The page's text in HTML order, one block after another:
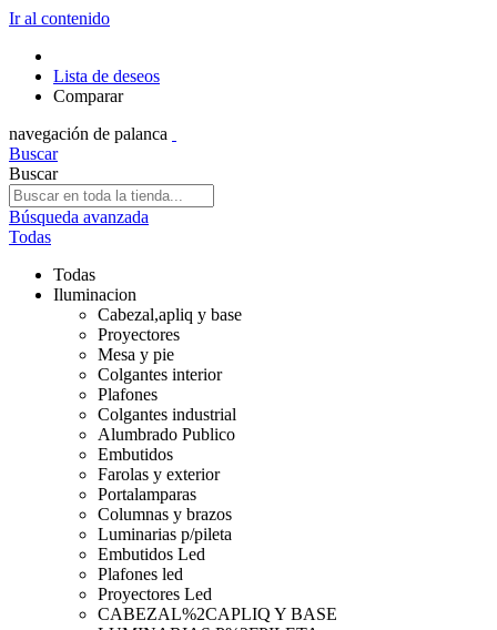
Ir al contenido
Lista de deseos
Comparar
navegación de palanca
Buscar
Buscar
Búsqueda avanzada
Todas
Todas
Iluminacion
Cabezal,apliq y base
Proyectores
Mesa y pie
Colgantes interior
Plafones
Colgantes industrial
Alumbrado Publico
Embutidos
Farolas y exterior
Portalamparas
Columnas y brazos
Luminarias p/pileta
Embutidos Led
Plafones led
Proyectores Led
CABEZAL%2CAPLIQ Y BASE